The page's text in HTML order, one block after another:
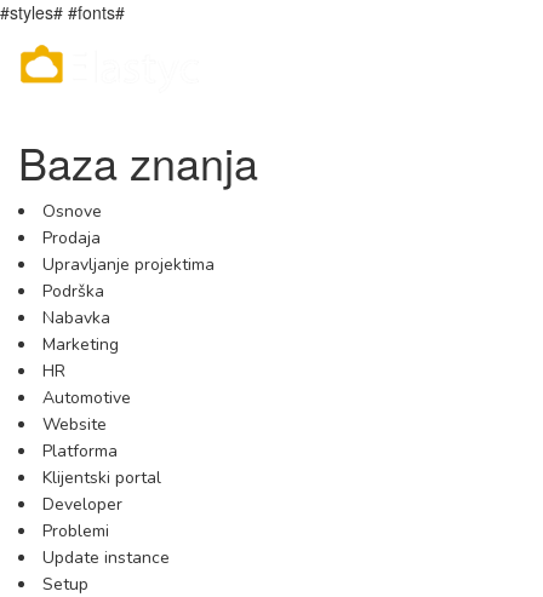
#styles# #fonts#
Baza znanja
Osnove
Prodaja
Upravljanje projektima
Podrška
Nabavka
Marketing
HR
Automotive
Website
Platforma
Klijentski portal
Developer
Problemi
Update instance
Setup